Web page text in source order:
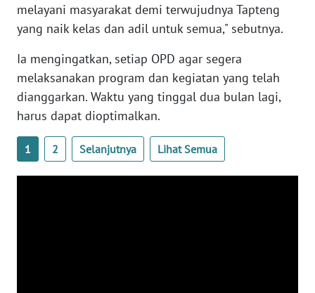
melayani masyarakat demi terwujudnya Tapteng
yang naik kelas dan adil untuk semua," sebutnya.
Ia mengingatkan, setiap OPD agar segera
melaksanakan program dan kegiatan yang telah
dianggarkan. Waktu yang tinggal dua bulan lagi,
harus dapat dioptimalkan.
1 2 Selanjutnya Lihat Semua
WN
BABEL
WN
SUMBAR
WN
SUMSEL